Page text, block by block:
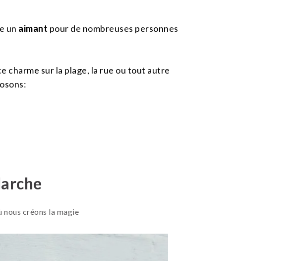
un aimant pour de nombreuses personnes
charme sur la plage, la rue ou tout autre
créons la magie